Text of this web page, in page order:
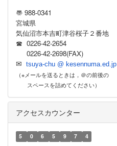
〠 988-0341
宮城県
気仙沼市本吉町津谷桜子２番地
☎ 0226-42-2654
0226-42-2698(FAX)
✉ tsuya-chu @ kesennuma.ed.jp
（※メールを送るときは，＠の前後の
スペースを詰めてください）
アクセスカウンター
5 0 6 5 9 7 4